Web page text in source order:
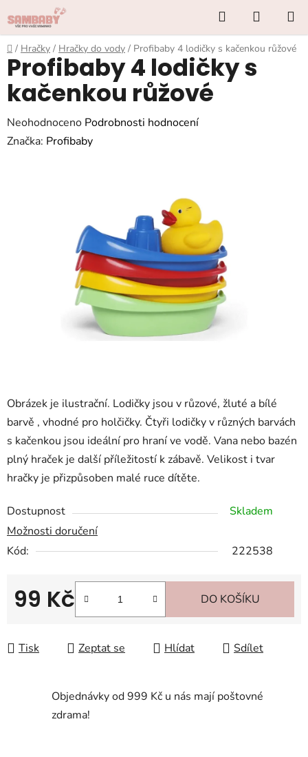
na
obsah
Hledat
KOŠÍK
Domů
/ Hračky / Hračky do vody / Profibaby 4 lodičky s kačenkou růžové
Obrázek je ilustrační. Lodičky jsou v růzové, žluté a bílé
barvě , vhodné pro holčičky. Čtyři lodičky v různých barvách
s kačenkou jsou ideální pro hraní ve vodě. Vana nebo bazén
plný hraček je další příležitostí k zábavě. Velikost i tvar
hračky je přizpůsoben malé ruce dítěte.
Dostupnost
Skladem
Možnosti doručení
Kód:
222538
99 Kč DO KOŠÍKU
Tisk Zeptat se Hlídat Sdílet
Profibaby 4 lodičky s
kačenkou růžové
Průměrné
hodnocení
Neohodnoceno Podrobnosti hodnocení
Značka: Profibaby
Objednávky od 999 Kč u nás mají poštovné
zdrama!